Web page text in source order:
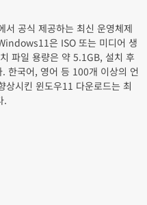
서 공식 제공하는 최신 운영체제
은 ISO 또는 미디어 생
파일 용량은 약 5.1GB, 설치 후
한국어, 영어 등 100개 이상의 언
상시킨 윈도우11 다운로드는 최
.